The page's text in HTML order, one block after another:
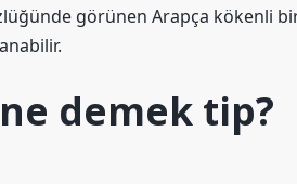
görünen Arapça kökenli
demek tip?